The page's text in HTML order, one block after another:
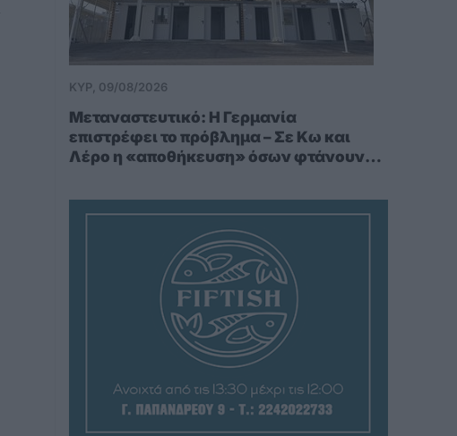
ΚΥΡ, 09/08/2026
Μεταναστευτικό: Η Γερμανία
επιστρέφει το πρόβλημα – Σε Κω και
Λέρο η «αποθήκευση» όσων φτάνουν